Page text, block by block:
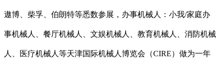
遨博、柴孚、伯朗特等悉数参展，办事机械人：小我/家庭办
事机械人、餐厅机械人、文娱机械人、教育机械人、消防机械
人、医疗机械人等天津国际机械人博览会（CIRE）做为一年